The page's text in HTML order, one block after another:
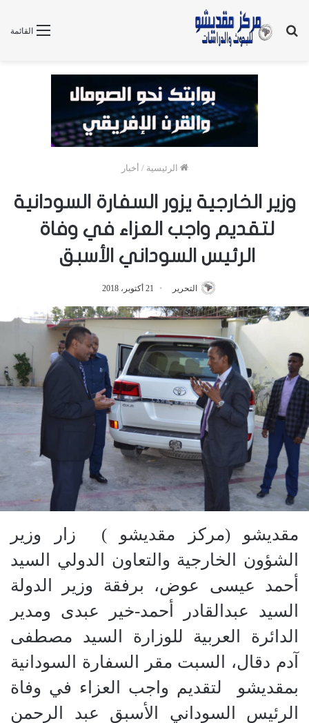
القائمة
بحث
الرئيسية / أخبار
وزير الخارجية يزور السفارة السودانية
لتقديم واجب العزاء في وفاة
الرئيس السوداني الأسبق
التحرير 21 أكتوبر، 2018
مقديشو (مركز مقديشو ) زار وزير
الشؤون الخارجية والتعاون الدولي السيد
أحمد عيسى عوض، برفقة وزير الدولة
السيد عبدا لقادر أحمد-خير عبدى ومدير
الدائرة العربية للوزارة السيد مصطفى
آدم دقال، السبت مقر السفارة السودانية
بمقديشو لتقديم واجب العزاء في وفاة
الرئيس السوداني الأسبق عبد الرحمن